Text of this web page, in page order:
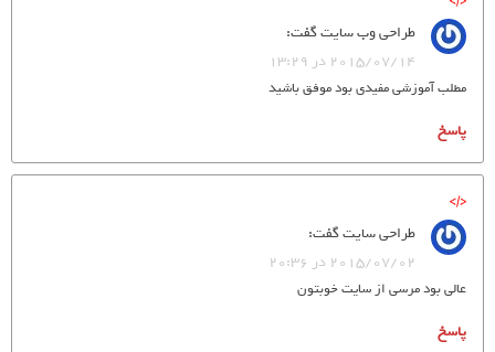
طراحی وب سایتگفت:
2015/07/14 در 13:29
مطلب آموزشی مفیدی بود موفق باشید
پاسخ
طراحي سايتگفت:
2015/07/02 در 20:36
عالی بود مرسی از سایت خوبتون
پاسخ